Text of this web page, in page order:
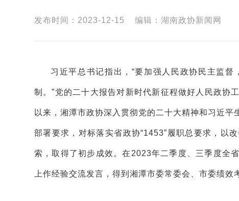
发布时间：2023-12-15 编辑：湖南政协新闻网
习近平总书记指出，“要加强人民政协民主监
制。”党的二十大报告对新时代新征程做好人民政协
以来，湘潭市政协深入贯彻党的二十大精神和习近
部署要求，对标落实省政协“1453”履职总要求，以
索，取得了初步成效。在2023年二季度、三季度全
上作经验交流发言，得到湘潭市委常委会、市委绩效